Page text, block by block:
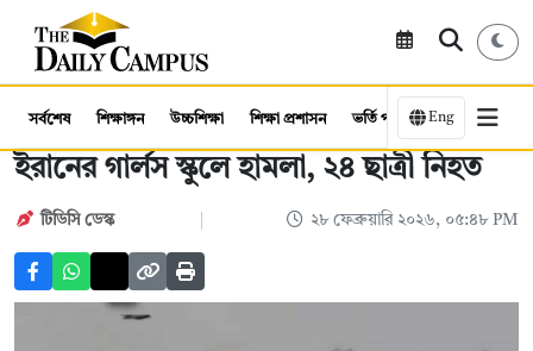
সর্বশেষ শিক্ষাঙ্গন উচ্চশিক্ষা শিক্ষা প্রশাসন ভর্তি পরীক্ষা কর্মসংস্থান
Eng
ইরানের গার্লস স্কুলে হামলা, ২৪ ছাত্রী নিহত
টিডিসি ডেস্ক ২৮ ফেব্রুয়ারি ২০২৬, ০৫:৪৮ PM